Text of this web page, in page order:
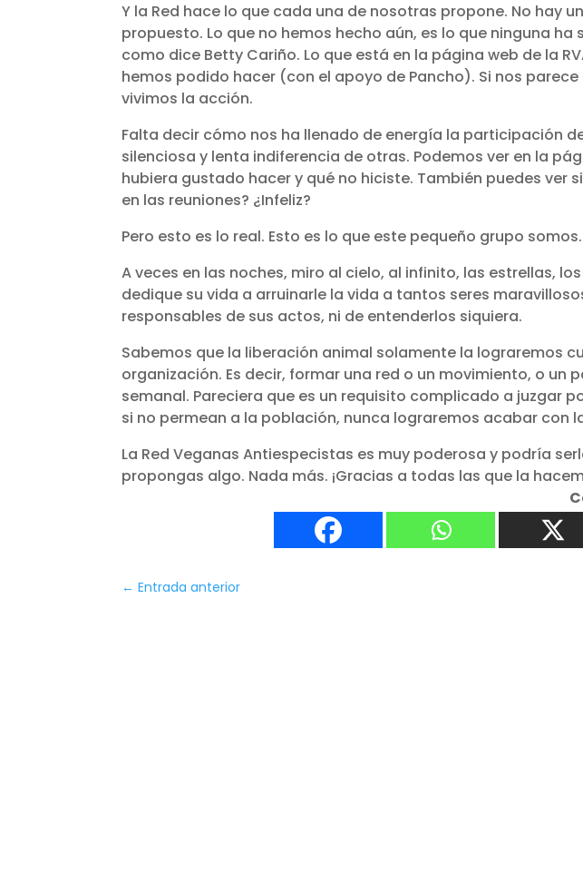
Y la Red hace lo que cada una de nosotras propone. No hay
propuesto. Lo que no hemos hecho aún, es lo que ninguna
como dice Betty Cariño. Lo que está en la página web de la
hemos podido hacer (con el apoyo de Pancho). Si nos
vivimos la acción.
Falta decir cómo nos ha llenado de energía la participación
silenciosa y lenta indiferencia de otras. Podemos ver en la
hubiera gustado hacer y qué no hiciste. También puedes ver
en las reuniones? ¿Infeliz?
Pero esto es lo real. Esto es lo que este pequeño grupo
A veces en las noches, miro al cielo, al infinito, las estrellas,
dedique su vida a arruinarle la vida a tantos seres
responsables de sus actos, ni de entenderlos siquiera.
Sabemos que la liberación animal solamente la lograremos
organización. Es decir, formar una red o un movimiento, o
semanal. Pareciera que es un requisito complicado a juzgar
si no permean a la población, nunca lograremos acabar con
La Red Veganas Antiespecistas es muy poderosa y podría
propongas algo. Nada más. ¡Gracias a todas las que la
←Entrada anterior